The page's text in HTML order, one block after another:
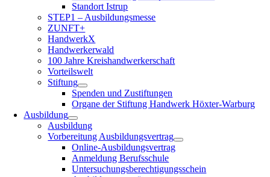
Standort Istrup
STEP1 – Ausbildungsmesse
ZUNFT+
HandwerkX
Handwerkerwald
100 Jahre Kreishandwerkerschaft
Vorteilswelt
Stiftung
Spenden und Zustiftungen
Organe der Stiftung Handwerk Höxter-Warburg
Ausbildung
Ausbildung
Vorbereitung Ausbildungsvertrag
Online-Ausbildungsvertrag
Anmeldung Berufsschule
Untersuchungsberechtigungsschein